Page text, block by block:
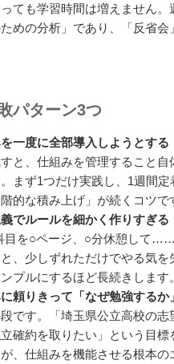
ても学習時間は増えません。
めの分析」であり、「反省会
パターン3つ
一度に全部導入しようとする
と、仕組みを管理すること自
まず1つだけ実践し、1週間定
的な積み上げ」が続くコツで
でルールを細かく作りすぎる
目を○ページ、○分休憩して
、少しずれただけでやる気を
プルにするほど長続きします。
頼りきって「なぜ勉強するか
段です。「埼玉県公立高校の志
確約を取りたい」という目標
、仕組みを機能させる根本の